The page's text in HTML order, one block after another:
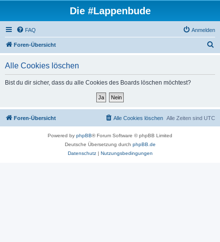
Die #Lappenbude
FAQ Anmelden
Foren-Übersicht
Alle Cookies löschen
Bist du dir sicher, dass du alle Cookies des Boards löschen möchtest?
Foren-Übersicht Alle Zeiten sind UTC
Alle Cookies löschen
Powered by phpBB® Forum Software © phpBB Limited
Deutsche Übersetzung durch phpBB.de
Datenschutz| Nutzungsbedingungen